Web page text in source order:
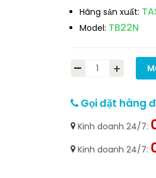
Hãng sản xuất:
Model: TB22N
- +
Gọi đặt hàng
Kinh doanh 24/7:
Kinh doanh 24/7: